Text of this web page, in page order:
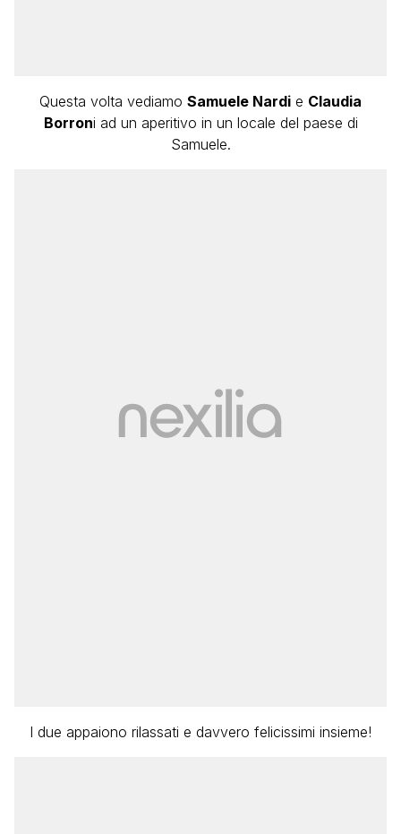
Questa volta vediamo Samuele Nardi e Claudia
Borroni ad un aperitivo in un locale del paese di
Samuele.
I due appaiono rilassati e davvero felicissimi insieme!